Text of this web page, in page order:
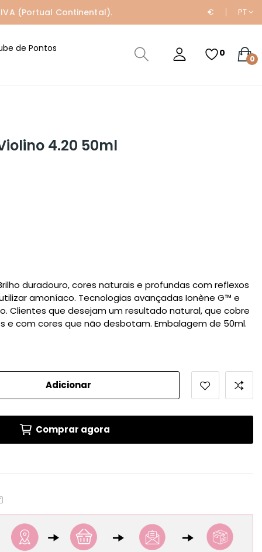
(Portual Continental). € PT
de Pontos
0
0
4.20 50ml
duradouro, cores naturais e profundas com reflexos
amoníaco. Tecnologias avançadas Ionène G™ e
Clientes que desejam um resultado natural, que cobre
e com cores que não desbotam. Embalagem de 50ml.
Adicionar
Comprar agora